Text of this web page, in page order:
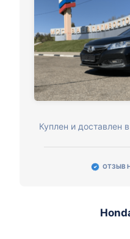
Куплен и доставлен
ОТЗЫВ